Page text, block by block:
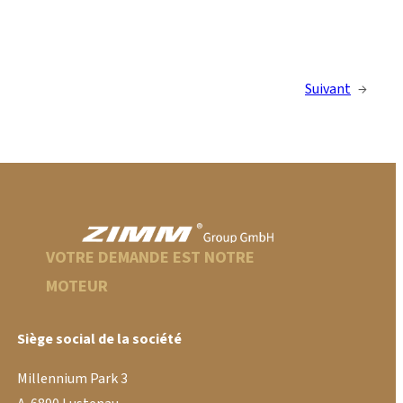
Suivant →
VOTRE DEMANDE EST NOTRE
MOTEUR
Siège social de la société
Millennium Park 3